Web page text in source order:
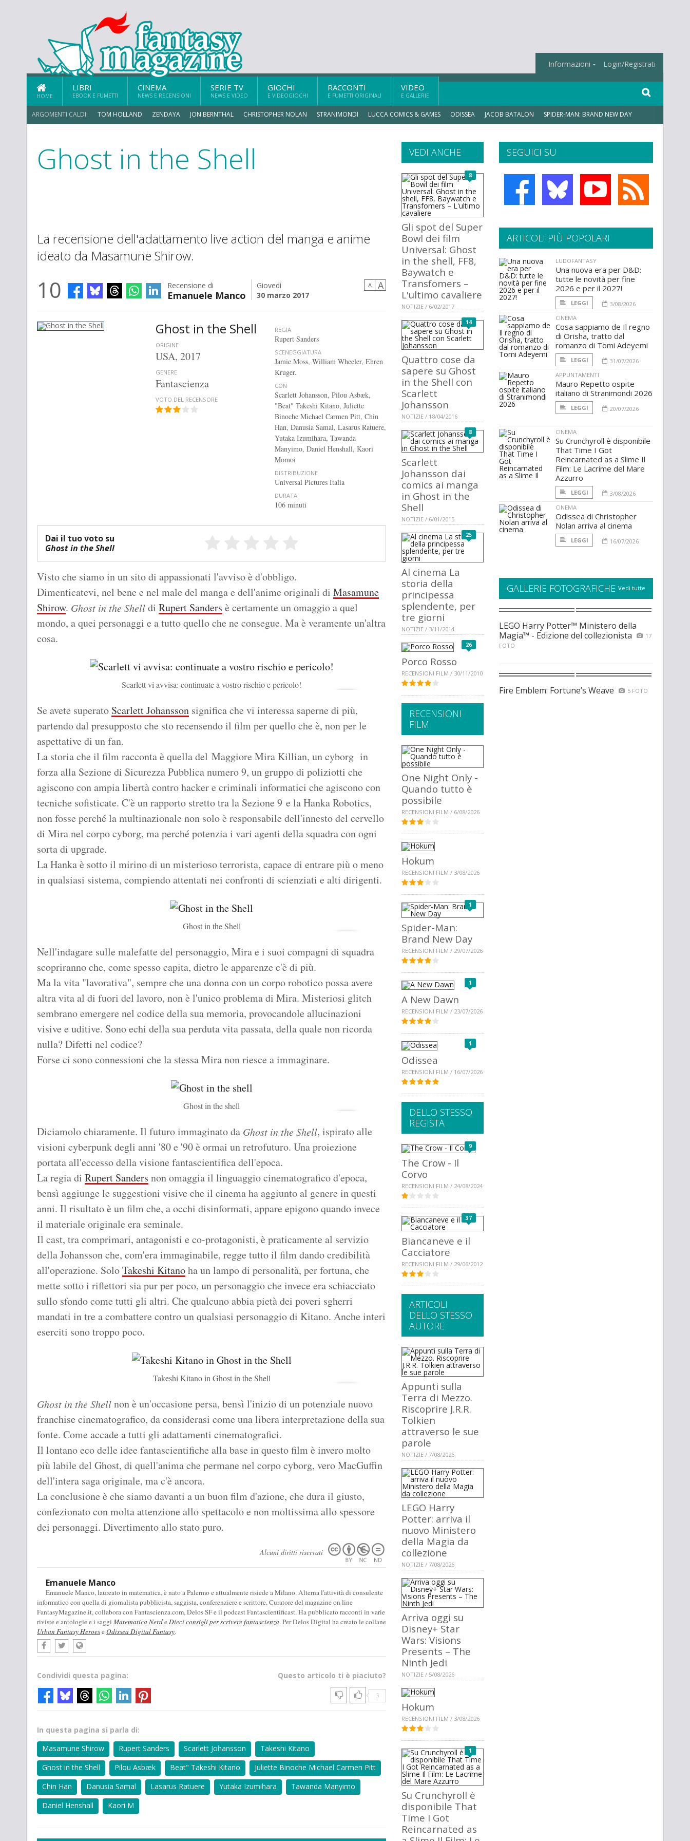
Informazioni Login/Registrati
HOME
LIBRI
EBOOK E FUMETTI
CINEMA
NEWS E RECENSIONI
SERIE TV
NEWS E VIDEO
GIOCHI
E VIDEOGIOCHI
RACCONTI
E FUMETTI ORIGINALI
VIDEO
E GALLERIE
ARGOMENTI CALDI: TOM HOLLAND ZENDAYA JON BERNTHAL CHRISTOPHER NOLAN STRANIMONDI LUCCA COMICS & GAMES ODISSEA JACOB BATALON SPIDER-MAN: BRAND NEW DAY
MICHAEL MANDO
Ghost in the Shell
La recensione dell'adattamento live action del manga e anime
ideato da Masamune Shirow.
10 Recensione di
Emanuele Manco
Giovedì
30 marzo 2017
A A
Ghost in the Shell
ORIGINE
USA, 2017
GENERE
Fantascienza
VOTO DEL RECENSORE
REGIA
Rupert Sanders
SCENEGGIATURA
Jamie Moss, William Wheeler, Ehren
Kruger.
CON
Scarlett Johansson, Pilou Asbæk,
"Beat" Takeshi Kitano, Juliette
Binoche Michael Carmen Pitt, Chin
Han, Danusia Samal, Lasarus Ratuere,
Yutaka Izumihara, Tawanda
Manyimo, Daniel Henshall, Kaori
Momoi
DISTRIBUZIONE
Universal Pictures Italia
DURATA
106 minuti
Dai il tuo voto su
Ghost in the Shell
Visto che siamo in un sito di appassionati l'avviso è d'obbligo.
Dimenticatevi, nel bene e nel male del manga e dell'anime originali di Masamune
Shirow. Ghost in the Shelldi Rupert Sanders è certamente un omaggio a quel
mondo, a quei personaggi e a tutto quello che ne consegue. Ma è veramente un'altra
cosa.
Scarlett vi avvisa: continuate a vostro rischio e pericolo!
Se avete superato Scarlett Johansson significa che vi interessa saperne di più,
partendo dal presupposto che sto recensendo il film per quello che è, non per le
aspettative di un fan.
La storia che il film racconta è quella del Maggiore Mira Killian, un cyborg in
forza alla Sezione di Sicurezza Pubblica numero 9, un gruppo di poliziotti che
agiscono con ampia libertà contro hacker e criminali informatici che agiscono con
tecniche sofisticate. C'è un rapporto stretto tra la Sezione 9 e la Hanka Robotics,
non fosse perché la multinazionale non solo è responsabile dell'innesto del cervello
di Mira nel corpo cyborg, ma perché potenzia i vari agenti della squadra con ogni
sorta di upgrade.
La Hanka è sotto il mirino di un misterioso terrorista, capace di entrare più o meno
in qualsiasi sistema, compiendo attentati nei confronti di scienziati e alti dirigenti.
Ghost in the Shell
Nell'indagare sulle malefatte del personaggio, Mira e i suoi compagni di squadra
scopriranno che, come spesso capita, dietro le apparenze c'è di più.
Ma la vita "lavorativa", sempre che una donna con un corpo robotico possa avere
altra vita al di fuori del lavoro, non è l'unico problema di Mira. Misteriosi glitch
sembrano emergere nel codice della sua memoria, provocandole allucinazioni
visive e uditive. Sono echi della sua perduta vita passata, della quale non ricorda
nulla? Difetti nel codice?
Forse ci sono connessioni che la stessa Mira non riesce a immaginare.
Ghost in the shell
Diciamolo chiaramente. Il futuro immaginato da Ghost in the Shell, ispirato alle
visioni cyberpunk degli anni '80 e '90 è ormai un retrofuturo. Una proiezione
portata all'eccesso della visione fantascientifica dell'epoca.
La regia di Rupert Sanders non omaggia il linguaggio cinematografico d'epoca,
bensì aggiunge le suggestioni visive che il cinema ha aggiunto al genere in questi
anni. Il risultato è un film che, a occhi disinformati, appare epigono quando invece
il materiale originale era seminale.
Il cast, tra comprimari, antagonisti e co-protagonisti, è praticamente al servizio
della Johansson che, com'era immaginabile, regge tutto il film dando credibilità
all'operazione. SoloTakeshi Kitanoha un lampo di personalità, per fortuna, che
mette sotto i riflettori sia pur per poco, un personaggio che invece era schiacciato
sullo sfondo come tutti gli altri. Che qualcuno abbia pietà dei poveri sgherri
mandati in tre a combattere contro un qualsiasi personaggio di Kitano. Anche interi
eserciti sono troppo poco.
Takeshi Kitano in Ghost in the Shell
Ghost in the Shellnon è un'occasione persa, bensì l'inizio di un potenziale nuovo
franchise cinematografico, da considerasi come una libera interpretazione della sua
fonte. Come accade a tutti gli adattamenti cinematografici.
Il lontano eco delle idee fantascientifiche alla base in questo film è invero molto
più labile del Ghost, di quell'anima che permane nel corpo cyborg, vero MacGuffin
dell'intera saga originale, ma c'è ancora.
La conclusione è che siamo davanti a un buon film d'azione, che dura il giusto,
confezionato con molta attenzione allo spettacolo e non moltissima allo spessore
dei personaggi. Divertimento allo stato puro.
Alcuni diritti riservati
Emanuele Manco
Emanuele Manco, laureato in matematica, è nato a Palermo e attualmente risiede a Milano. Alterna l'attività di consulente
informatico con quella di giornalista pubblicista, saggista, conferenziere e scrittore. Curatore del magazine on line
FantasyMagazine.it, collabora con Fantascienza.com, Delos SF e il podcast Fantascientificast. Ha pubblicato racconti in varie
riviste e antologie e i saggi Matematica NerdeDieci consigli per scrivere fantascienza. Per Delos Digital ha creato le collane
Urban Fantasy HeroeseOdissea Digital Fantasy.
Questo articolo ti è piaciuto?
3
Condividi questa pagina:
In questa pagina si parla di:
Masamune Shirow
Rupert Sanders Scarlett Johansson
Takeshi Kitano
Ghost in the Shell
Pilou Asbæk Beat" Takeshi Kitano
Juliette Binoche Michael Carmen Pitt
Chin Han
Danusia Samal Lasarus Ratuere Yutaka Izumihara
Tawanda Manyimo
Daniel Henshall
Kaori M
SEGUICI SU
VEDI ANCHE
8
Gli spot del Super
Bowl dei film
Universal: Ghost
in the shell, FF8,
Baywatch e
Transfomers –
L'ultimo cavaliere
NOTIZIE / 6/02/2017
14
Quattro cose da
sapere su Ghost
in the Shell con
Scarlett
Johansson
NOTIZIE / 18/04/2016
8
Scarlett
Johansson dai
comics ai manga
in Ghost in the
Shell
NOTIZIE / 6/01/2015
25
Al cinema La
storia della
principessa
splendente, per
tre giorni
NOTIZIE / 3/11/2014
26
Porco Rosso
RECENSIONI FILM / 30/11/2010
RECENSIONI
FILM
One Night Only -
Quando tutto è
possibile
RECENSIONI FILM / 6/08/2026
Hokum
RECENSIONI FILM / 3/08/2026
1
Spider-Man:
Brand New Day
RECENSIONI FILM / 29/07/2026
1
A New Dawn
RECENSIONI FILM / 23/07/2026
1
Odissea
RECENSIONI FILM / 16/07/2026
DELLO STESSO
REGISTA
9
The Crow - Il
Corvo
RECENSIONI FILM / 24/08/2024
37
Biancaneve e il
Cacciatore
RECENSIONI FILM / 29/06/2012
ARTICOLI
DELLO STESSO
AUTORE
Appunti sulla
Terra di Mezzo.
Riscoprire J.R.R.
Tolkien
attraverso le sue
parole
NOTIZIE / 7/08/2026
LEGO Harry
Potter: arriva il
nuovo Ministero
della Magia da
collezione
NOTIZIE / 7/08/2026
Arriva oggi su
Disney+ Star
Wars: Visions
Presents – The
Ninth Jedi
NOTIZIE / 5/08/2026
Hokum
RECENSIONI FILM / 3/08/2026
1
Su Crunchyroll è
disponibile That
Time I Got
Reincarnated as
ARTICOLI PIÙ POPOLARI
LUDOFANTASY
Una nuova era per D&D:
tutte le novità per fine
2026 e per il 2027!
LEGGI
3/08/2026
CINEMA
Cosa sappiamo de Il regno
di Orisha, tratto dal
romanzo di Tomi Adeyemi
LEGGI
31/07/2026
APPUNTAMENTI
Mauro Repetto ospite
italiano di Stranimondi 2026
LEGGI 20/07/2026
CINEMA
Su Crunchyroll è disponibile
That Time I Got
Reincarnated as a Slime Il
Film: Le Lacrime del Mare
Azzurro
LEGGI
3/08/2026
CINEMA
Odissea di Christopher
Nolan arriva al cinema
LEGGI 16/07/2026
GALLERIE FOTOGRAFICHE Vedi tutte
LEGO Harry Potter™ Ministero della
Magia™ - Edizione del collezionista
17
FOTO
Fire Emblem: Fortune’s Weave 5 FOTO